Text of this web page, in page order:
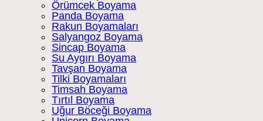
Örümcek Boyama
Panda Boyama
Rakun Boyamaları
Salyangoz Boyama
Sincap Boyama
Su Aygırı Boyama
Tavşan Boyama
Tilki Boyamaları
Timsah Boyama
Tırtıl Boyama
Uğur Böceği Boyama